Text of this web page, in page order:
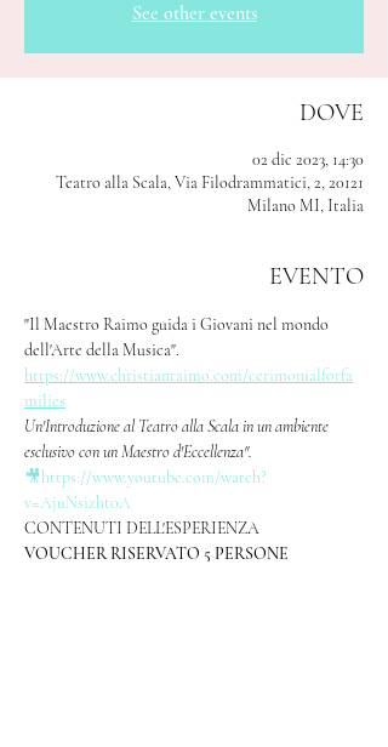
See other events
DOVE
02 dic 2023, 14:30
Teatro alla Scala, Via Filodrammatici, 2, 20121
Milano MI, Italia
EVENTO
"Il Maestro Raimo guida i Giovani nel mondo
dell'Arte della Musica".
https://www.christianraimo.com/cerimonialforfa
milies
Un'Introduzione al Teatro alla Scala in un ambiente
esclusivo con un Maestro d'Eccellenza".
🎥https://www.youtube.com/watch?
v=AjuNsizht0A
CONTENUTI DELL'ESPERIENZA
VOUCHER RISERVATO 5 PERSONE